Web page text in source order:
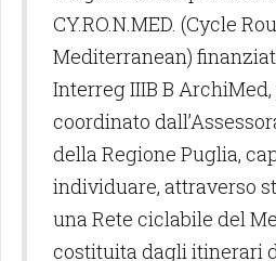
CY.RO.N.MED. (Cycle
Mediterranean)
Interreg IIIB B
coordinato
della Regione Puglia,
individuare, attraverso
una Rete ciclabile del
costituita dagli itinerari